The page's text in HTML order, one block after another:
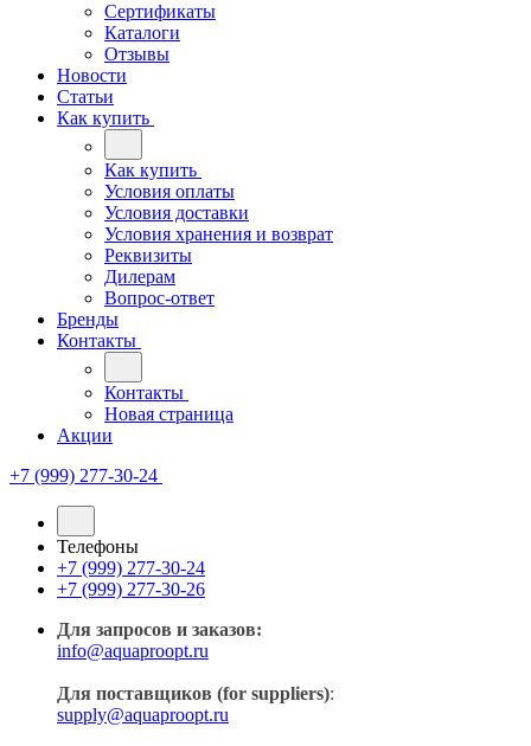
Сертификаты
Каталоги
Отзывы
Новости
Статьи
Как купить
Как купить
Условия оплаты
Условия доставки
Условия хранения и возврат
Реквизиты
Дилерам
Вопрос-ответ
Бренды
Контакты
Контакты
Новая страница
Акции
+7 (999) 277-30-24
Телефоны
+7 (999) 277-30-24
+7 (999) 277-30-26
Для запросов и заказов:
info@aquaproopt.ru
Для поставщиков (for suppliers):
supply@aquaproopt.ru